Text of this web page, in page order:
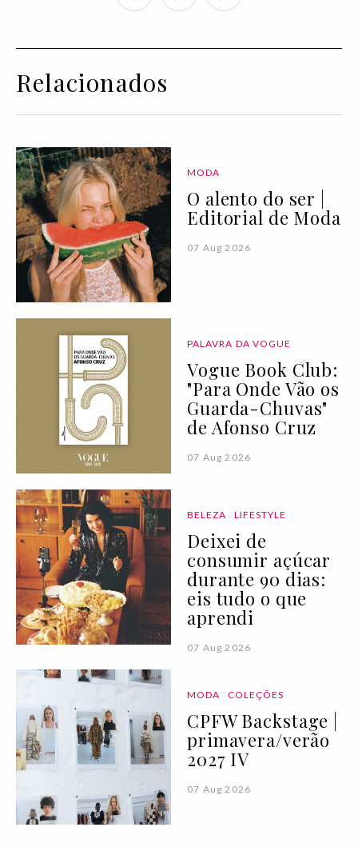
Relacionados
MODA
O alento do ser |
Editorial de Moda
07 Aug 2026
PALAVRA DA VOGUE
Vogue Book Club:
"Para Onde Vão os
Guarda-Chuvas"
de Afonso Cruz
07 Aug 2026
BELEZA LIFESTYLE
Deixei de
consumir açúcar
durante 90 dias:
eis tudo o que
aprendi
07 Aug 2026
MODA COLEÇÕES
CPFW Backstage |
primavera/verão
2027 IV
07 Aug 2026